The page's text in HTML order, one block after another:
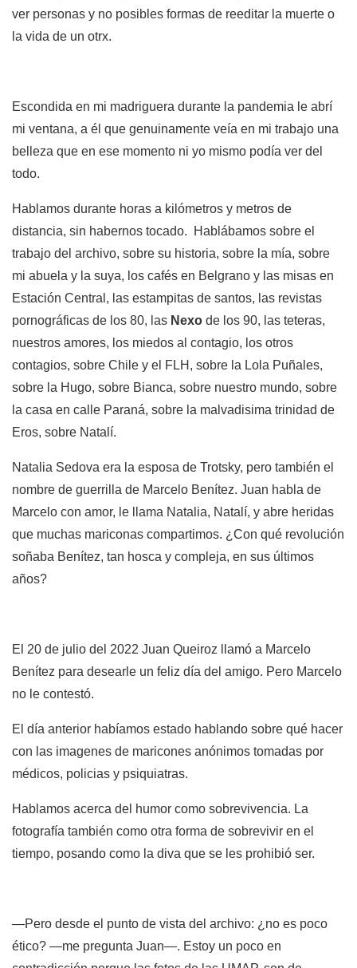
ver personas y no posibles formas de reeditar la muerte o
la vida de un otrx.
Escondida en mi madriguera durante la pandemia le abrí
mi ventana, a él que genuinamente veía en mi trabajo una
belleza que en ese momento ni yo mismo podía ver del
todo.
Hablamos durante horas a kilómetros y metros de
distancia, sin habernos tocado. Hablábamos sobre el
trabajo del archivo, sobre su historia, sobre la mía, sobre
mi abuela y la suya, los cafés en Belgrano y las misas en
Estación Central, las estampitas de santos, las revistas
pornográficas de los 80, las Nexo de los 90, las teteras,
nuestros amores, los miedos al contagio, los otros
contagios, sobre Chile y el FLH, sobre la Lola Puñales,
sobre la Hugo, sobre Bianca, sobre nuestro mundo, sobre
la casa en calle Paraná, sobre la malvadisima trinidad de
Eros, sobre Natalí.
Natalia Sedova era la esposa de Trotsky, pero también el
nombre de guerrilla de Marcelo Benítez. Juan habla de
Marcelo con amor, le llama Natalia, Natalí, y abre heridas
que muchas mariconas compartimos. ¿Con qué revolución
soñaba Benítez, tan hosca y compleja, en sus últimos
años?
El 20 de julio del 2022 Juan Queiroz llamó a Marcelo
Benítez para desearle un feliz día del amigo. Pero Marcelo
no le contestó.
El día anterior habíamos estado hablando sobre qué hacer
con las imagenes de maricones anónimos tomadas por
médicos, policias y psiquiatras.
Hablamos acerca del humor como sobrevivencia. La
fotografía también como otra forma de sobrevivir en el
tiempo, posando como la diva que se les prohibió ser.
—Pero desde el punto de vista del archivo: ¿no es poco
ético? —me pregunta Juan—. Estoy un poco en